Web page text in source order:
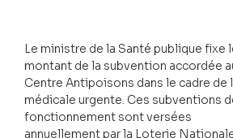
Le ministre de la Santé publique fixe
montant de la subvention accordée
Centre Antipoisons dans le cadre de
médicale urgente. Ces subventions
fonctionnement sont versées
annuellement par la Loterie